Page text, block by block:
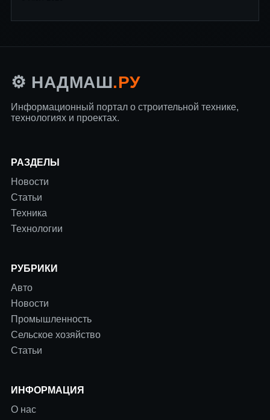
⚙️ НАДМАШ.РУ
Информационный портал о строительной технике,
технологиях и проектах.
РАЗДЕЛЫ
Новости
Статьи
Техника
Технологии
РУБРИКИ
Авто
Новости
Промышленность
Сельское хозяйство
Статьи
ИНФОРМАЦИЯ
О нас